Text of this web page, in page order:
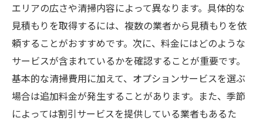
エリアの広さや清掃内容によって異なります。具体的な
見積もりを取得するには、複数の業者から見積もりを依
頼することがおすすめです。次に、料金にはどのような
サービスが含まれているかを確認することが重要です。
基本的な清掃費用に加えて、オプションサービスを選ぶ
場合は追加料金が発生することがあります。また、季節
によっては割引サービスを提供している業者もあるた